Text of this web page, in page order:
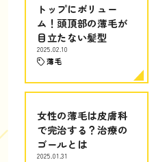
トップにボリュー
ム！頭頂部の薄毛が
目立たない髪型
2025.02.10
薄毛
女性の薄毛は皮膚科
で完治する？治療の
ゴールとは
2025.01.31